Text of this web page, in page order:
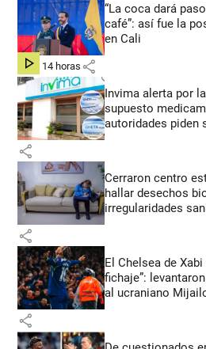
“La coca dará
café”: así fue la
en Cali
hace 14 horas share
Invima alerta por
supuesto
autoridades piden
share
Cerraron centro
hallar desechos
irregularidades
share
El Chelsea de
fichaje”:
al ucraniano
share